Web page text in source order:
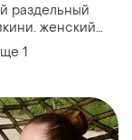
раздельный
женский
купальник
1